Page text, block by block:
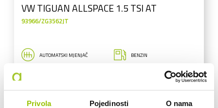
Privola Pojedinosti O nama
VW TIGUAN ALLSPACE 1.5 TSI AT
93966/ZG3562JT
AUTOMATSKI MJENJAČ BENZIN